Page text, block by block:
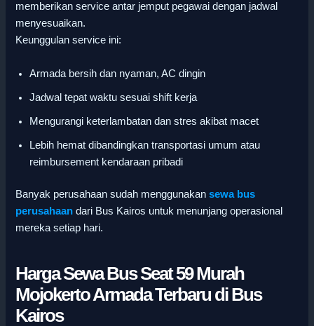
memberikan service antar jemput pegawai dengan jadwal
menyesuaikan.
Keunggulan service ini:
Armada bersih dan nyaman, AC dingin
Jadwal tepat waktu sesuai shift kerja
Mengurangi keterlambatan dan stres akibat macet
Lebih hemat dibandingkan transportasi umum atau
reimbursement kendaraan pribadi
Banyak perusahaan sudah menggunakan sewa bus
perusahaan dari Bus Kairos untuk menunjang operasional
mereka setiap hari.
Harga Sewa Bus Seat 59 Murah
Mojokerto Armada Terbaru di Bus
Kairos